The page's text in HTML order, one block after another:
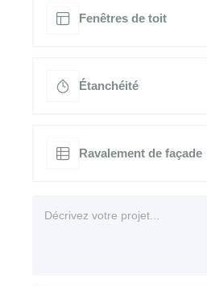
Fenêtres de toit
Étanchéité
Ravalement de façade